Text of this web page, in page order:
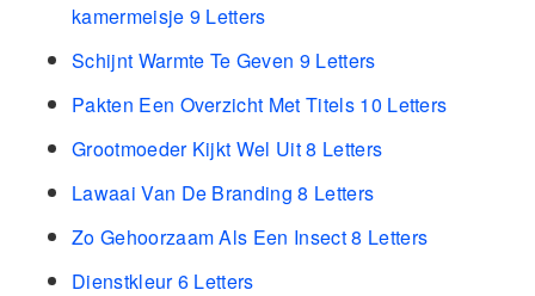
kamermeisje 9 Letters
Schijnt Warmte Te Geven 9 Letters
Pakten Een Overzicht Met Titels 10 Letters
Grootmoeder Kijkt Wel Uit 8 Letters
Lawaai Van De Branding 8 Letters
Zo Gehoorzaam Als Een Insect 8 Letters
Dienstkleur 6 Letters